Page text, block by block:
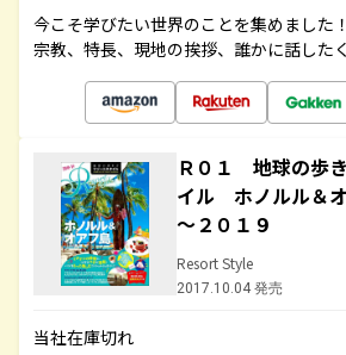
今こそ学びたい世界のことを集めました
宗教、特長、現地の挨拶、誰かに話した
Ｒ０１ 地球の歩
イル ホノルル＆
～２０１９
Resort Style
2017.10.04 発売
当社在庫切れ